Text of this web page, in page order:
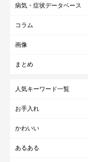
病気・症状データベース
コラム
画像
まとめ
人気キーワード一覧
お手入れ
かわいい
あるある